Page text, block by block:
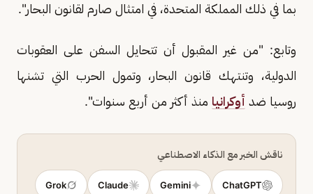
بما في ذلك ‌المملكة ⁠المتحدة، في امتثال صارم لقانون البحار".
وتابع: "من غير المقبول أن ​تتحايل ​السفن ⁠على العقوبات
الدولية، وتنتهك قانون ​البحار، وتمول ​الحرب ⁠التي تشنها
روسيا ضد أوكرانيا منذ ⁠أكثر ​من أربع ​سنوات".
ناقش الخبر مع الذكاء الاصطناعي
ChatGPT
Gemini
Claude
Grok